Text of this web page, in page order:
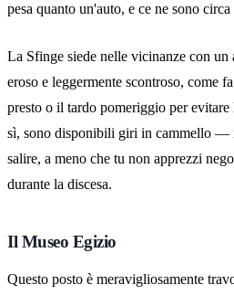
pesa quanto un'auto, e ce ne sono
La Sfinge siede nelle vicinanze con un
eroso e leggermente scontroso, come
presto o il tardo pomeriggio per
sì, sono disponibili giri in cammello —
salire, a meno che tu non apprezzi
durante la discesa.
Il Museo Egizio
Questo posto è meravigliosamente